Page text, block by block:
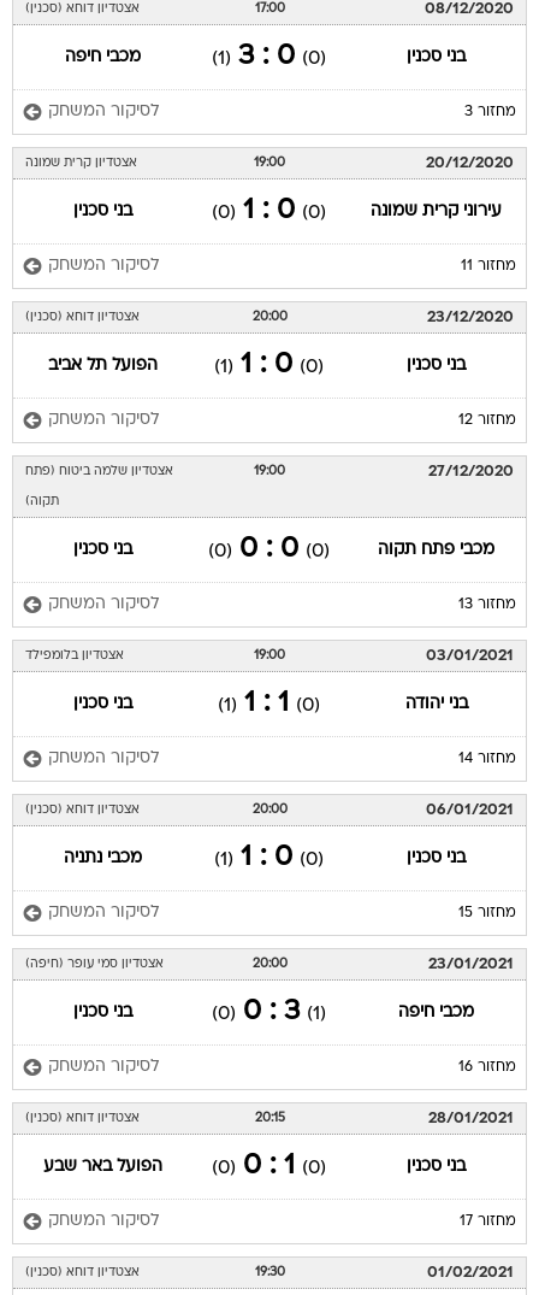
08/12/2020
17:00 אצטדיון דוחא (סכנין)
בני סכנין (0)
0 : 3
(1) מכבי חיפה
מחזור 3 לסיקור המשחק
20/12/2020
19:00 אצטדיון קרית שמונה
עירוני קרית שמונה (0)
0 : 1
(0) בני סכנין
מחזור 11 לסיקור המשחק
23/12/2020
20:00 אצטדיון דוחא (סכנין)
בני סכנין (0)
0 : 1
(1) הפועל תל אביב
מחזור 12 לסיקור המשחק
27/12/2020
19:00 אצטדיון שלמה ביטוח (פתח
תקוה)
מכבי פתח תקוה (0)
0 : 0
(0) בני סכנין
מחזור 13 לסיקור המשחק
03/01/2021
19:00 אצטדיון בלומפילד
בני יהודה (0)
1 : 1
(1) בני סכנין
מחזור 14 לסיקור המשחק
06/01/2021
20:00 אצטדיון דוחא (סכנין)
בני סכנין (0)
0 : 1
(1) מכבי נתניה
מחזור 15 לסיקור המשחק
23/01/2021
20:00 אצטדיון סמי עופר (חיפה)
מכבי חיפה (1)
3 : 0
(0) בני סכנין
מחזור 16 לסיקור המשחק
28/01/2021
20:15 אצטדיון דוחא (סכנין)
בני סכנין (0)
1 : 0
(0) הפועל באר שבע
מחזור 17 לסיקור המשחק
01/02/2021
19:30 אצטדיון דוחא (סכנין)